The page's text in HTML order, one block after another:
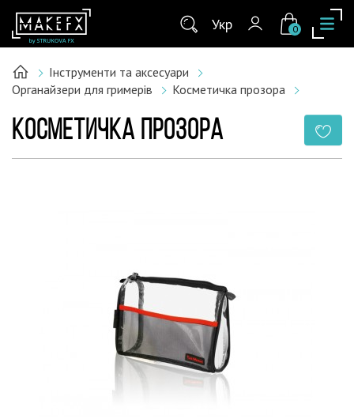
Укр 0
Інструменти та аксесуари
Органайзери для гримерів
Косметичка прозора
КОСМЕТИЧКА ПРОЗОРА